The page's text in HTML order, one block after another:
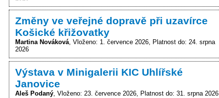
Změny ve veřejné dopravě při uzavírce
Košické křižovatky
Martina Nováková Vloženo: 1. července 2026
Platnost do: 24. srpna
2026
Výstava v Minigalerii KIC Uhlířské
Janovice
Aleš Podaný Vloženo: 23. července 2026 Platnost do: 31. srpna 2026